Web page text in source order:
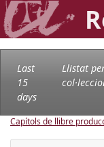
Last
15
days
Llistat
Capítols de llibre